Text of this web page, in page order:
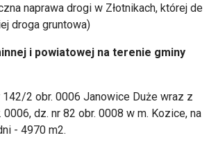
naprawa drogi w Złotnikach, której de
droga gruntowa)
i powiatowej na terenie gminy
2 obr. 0006 Janowice Duże wraz z
dz. nr 82 obr. 0008 w m. Kozice, na
- 4970 m2.